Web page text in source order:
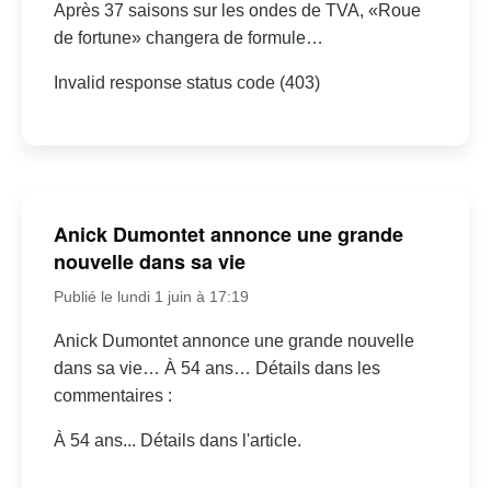
Après 37 saisons sur les ondes de TVA, «Roue
de fortune» changera de formule…
Invalid response status code (403)
Anick Dumontet annonce une grande
nouvelle dans sa vie
Publié le lundi 1 juin à 17:19
Anick Dumontet annonce une grande nouvelle
dans sa vie… À 54 ans… Détails dans les
commentaires :
À 54 ans... Détails dans l'article.